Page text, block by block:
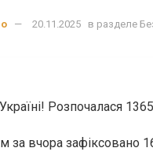
20.11.2025 в разделе
Розпочалася
за вчора зафіксовано